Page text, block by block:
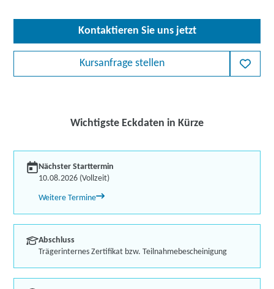
Kontaktieren Sie uns jetzt
Kursanfrage stellen
Wichtigste Eckdaten in Kürze
Nächster Starttermin
10.08.2026 (Vollzeit)
Weitere Termine
Abschluss
Trägerinternes Zertifikat bzw. Teilnahmebescheinigung